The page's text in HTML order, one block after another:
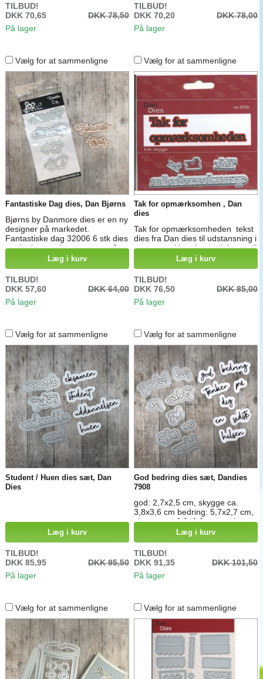
TILBUD!
DKK 70,65
DKK 78,50
På lager
TILBUD!
DKK 70,20
DKK 78,00
På lager
Vælg for at sammenligne
Fantastiske Dag dies, Dan Bjørns
Bjørns by Danmore dies er en ny
designer på markedet.
Fantastiske dag 32006 6 stk dies
med tekst og skygger, størst 3 x
Læg i kurv
TILBUD!
DKK 57,60
DKK 64,00
På lager
Vælg for at sammenligne
Tak for opmærksomhen , Dan
dies
Tak for opmærksomheden tekst
dies fra Dan dies til udstansning i
stansemaskiner i materialer op til
hæjest 2 mmLæg i kurv
TILBUD!
DKK 76,50
DKK 85,00
På lager
Vælg for at sammenligne
Student / Huen dies sæt, Dan
Dies
Læg i kurv
TILBUD!
DKK 85,95
DKK 95,50
På lager
Vælg for at sammenligne
God bedring dies sæt, Dandies
7908
god: 2,7x2,5 cm, skygge ca.
3,8x3,6 cm bedring: 5,7x2,7 cm,
skygge ca. 6,8x3,8 cm tænker:
5,3x2,1 cm, skygge ca. 6,4x3,2
cm på: 2,1x2 cm, skygge ca.
3,2x3,1 cm dig: 2,4x2,6 cm,
skygge ca. 3,5x3,7 cm en:
1,8x0,9 cm, skygge ca. 2,9x2 cm
sidste: 3,7x2,2 cm, skygge ca.
Læg i kurv
TILBUD!
DKK 91,35
DKK 101,50
På lager
Vælg for at sammenligne Vælg for at sammenligne